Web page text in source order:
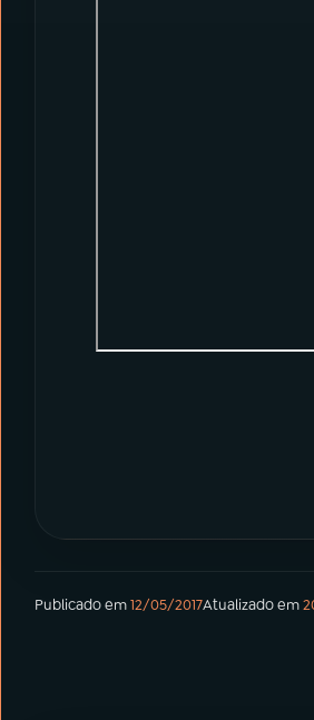
Publicado em12/05/2017Atualizado em